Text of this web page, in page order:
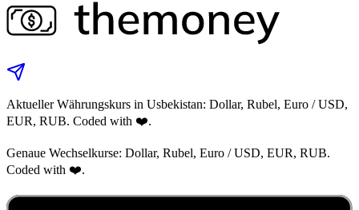
Aktueller Währungskurs in Usbekistan: Dollar, Rubel, Euro / USD,
EUR, RUB. Coded with ❤️.
Genaue Wechselkurse: Dollar, Rubel, Euro / USD, EUR, RUB.
Coded with ❤️.